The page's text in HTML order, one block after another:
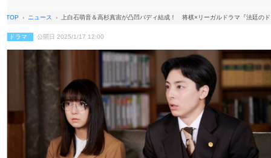
TOP ニュース 上白石萌音＆高杉真宙が凸凹バディ結成！ 将棋×リーガルドラマ『法廷の
ドラマ 公開日 2025/1/17 12:00